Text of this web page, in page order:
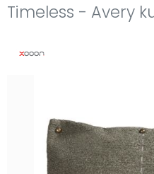
Timeless - Avery